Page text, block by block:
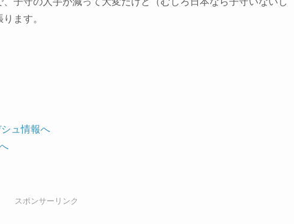
ます。
スポンサーリンク